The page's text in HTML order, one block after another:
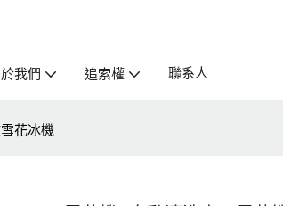
我們 追索權 聯系人
花冰機